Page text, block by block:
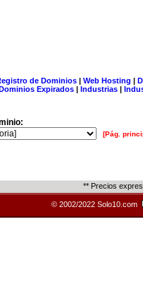
de Dominios| Web Hosting |
Expirados | Industrias |
[Pág.
** Precios
© 2002/2022 Solo10.com